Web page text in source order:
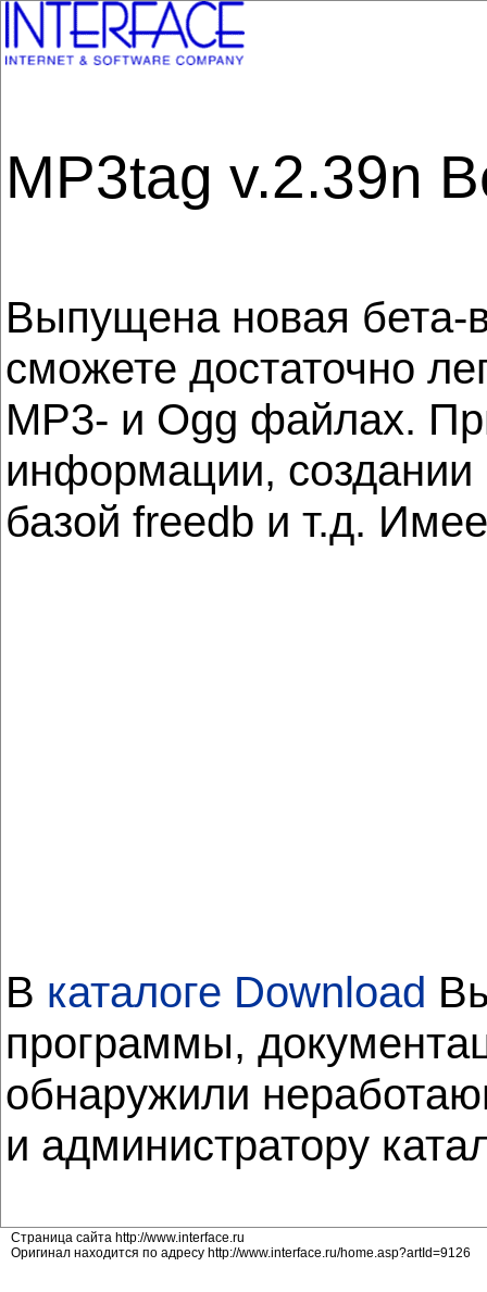
MP3tag v.2.39n
Выпущена новая бета-
сможете достаточно
MP3- и Ogg файлах.
информации, создании
базой freedb и т.д.
В каталоге Download
программы,
обнаружили
и администратору
Страница сайта http://www.interface.ru
Оригинал находится по адресу http://www.interface.ru/home.asp?artId=9126